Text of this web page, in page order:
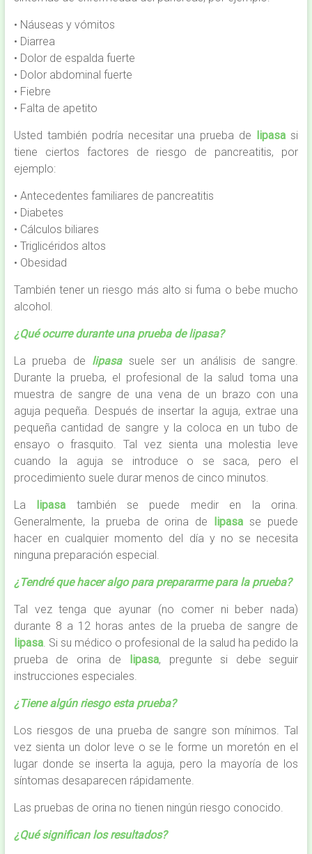
• Náuseas y vómitos
• Diarrea
• Dolor de espalda fuerte
• Dolor abdominal fuerte
• Fiebre
• Falta de apetito
Usted también podría necesitar una prueba de lipasa si
tiene ciertos factores de riesgo de pancreatitis, por
ejemplo:
• Antecedentes familiares de pancreatitis
• Diabetes
• Cálculos biliares
• Triglicéridos altos
• Obesidad
También tener un riesgo más alto si fuma o bebe mucho
alcohol.
¿Qué ocurre durante una prueba de lipasa?
La prueba de lipasa suele ser un análisis de sangre.
Durante la prueba, el profesional de la salud toma una
muestra de sangre de una vena de un brazo con una
aguja pequeña. Después de insertar la aguja, extrae una
pequeña cantidad de sangre y la coloca en un tubo de
ensayo o frasquito. Tal vez sienta una molestia leve
cuando la aguja se introduce o se saca, pero el
procedimiento suele durar menos de cinco minutos.
La lipasa también se puede medir en la orina.
Generalmente, la prueba de orina de lipasa se puede
hacer en cualquier momento del día y no se necesita
ninguna preparación especial.
¿Tendré que hacer algo para prepararme para la prueba?
Tal vez tenga que ayunar (no comer ni beber nada)
durante 8 a 12 horas antes de la prueba de sangre de
lipasa. Si su médico o profesional de la salud ha pedido la
prueba de orina de
lipasa, pregunte si debe seguir
instrucciones especiales.
¿Tiene algún riesgo esta prueba?
Los riesgos de una prueba de sangre son mínimos. Tal
vez sienta un dolor leve o se le forme un moretón en el
lugar donde se inserta la aguja, pero la mayoría de los
síntomas desaparecen rápidamente.
Las pruebas de orina no tienen ningún riesgo conocido.
¿Qué significan los resultados?